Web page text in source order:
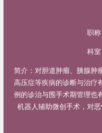
职称
科室
简介： 对胆道肿瘤、胰腺肿
高压症等疾病的诊断与治疗
例的诊治与围手术期管理也
机器人辅助微创手术，对